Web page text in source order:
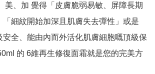
美、加 覺得「皮膚脆弱易敏、屏障長期
「細紋開始加深且肌膚失去彈性」或是
安全、能由內而外活化肌膚細胞嘅頂級保
的 6維再生修復面霜就是您的完美方